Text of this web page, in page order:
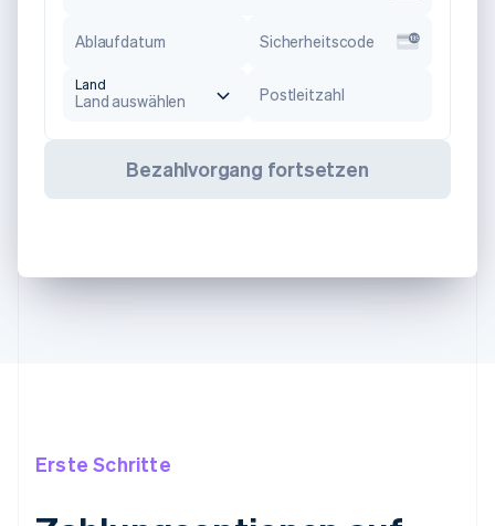
Ablaufdatum Sicherheitscode
Land
Land auswählen Postleitzahl
Bezahlvorgang fortsetzen
Erste Schritte